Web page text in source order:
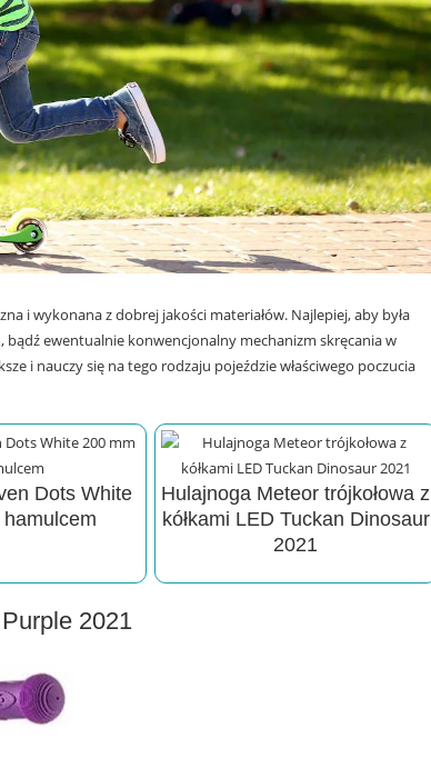
i wykonana z dobrej jakości materiałów. Najlepiej, aby była
bądź ewentualnie konwencjonalny mechanizm skręcania w
i nauczy się na tego rodzaju pojeździe właściwego poczucia
Dots White
Hulajnoga Meteor trójkołowa z
kółkami LED Tuckan Dinosaur
2021
2021